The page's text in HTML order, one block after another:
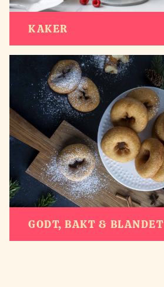
KAKER
GODT, BAKT & BLANDET